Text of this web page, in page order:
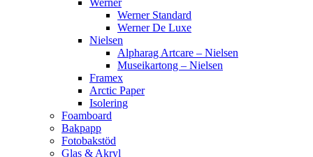
Werner
Werner Standard
Werner De Luxe
Nielsen
Alpharag Artcare – Nielsen
Museikartong – Nielsen
Framex
Arctic Paper
Isolering
Foamboard
Bakpapp
Fotobakstöd
Glas & Akryl